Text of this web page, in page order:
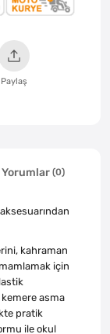
Paylaş
Yorumlar (0)
aksesuarından
kahraman
için
kemere asma
pratik
ile okul